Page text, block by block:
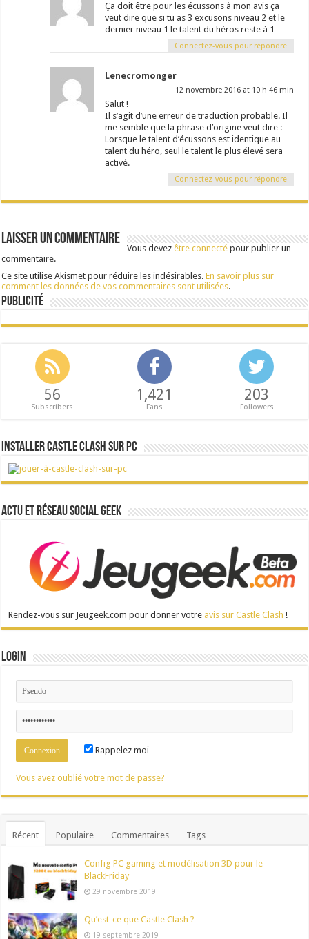
Ça doit être pour les écussons à mon avis ça
veut dire que si tu as 3 excusons niveau 2 et le
dernier niveau 1 le talent du héros reste à 1
Connectez-vous pour répondre
Lenecromonger
12 novembre 2016 at 10 h 46 min
Salut !
Il s’agit d’une erreur de traduction probable. Il
me semble que la phrase d’origine veut dire :
Lorsque le talent d’écussons est identique au
talent du héro, seul le talent le plus élevé sera
activé.
Connectez-vous pour répondre
Laisser un commentaire
Vous devezêtre connecté pour publier un
commentaire.
Ce site utilise Akismet pour réduire les indésirables.En savoir plus sur
comment les données de vos commentaires sont utilisées.
Publicité
56
Subscribers
1,421
Fans
203
Followers
Installer Castle Clash sur PC
Actu et réseau social Geek
Rendez-vous sur Jeugeek.com pour donner votre avis sur Castle Clash !
Login
Rappelez moi
Vous avez oublié votre mot de passe?
Récent Populaire Commentaires Tags
Config PC gaming et modélisation 3D pour le
BlackFriday
29 novembre 2019
Qu’est-ce que Castle Clash ?
19 septembre 2019